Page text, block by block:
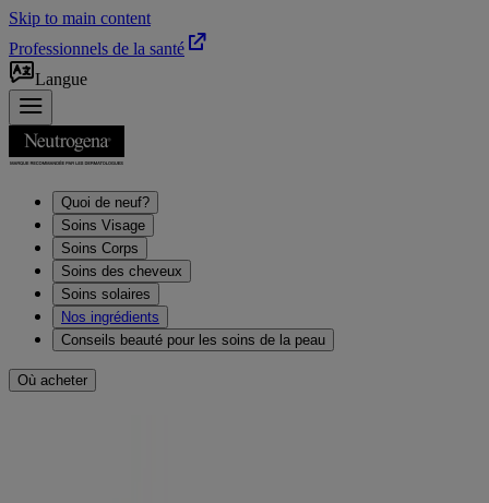
Skip to main content
Professionnels de la santé
Langue
Quoi de neuf?
Soins Visage
Soins Corps
Soins des cheveux
Soins solaires
Nos ingrédients
Conseils beauté pour les soins de la peau
Où acheter